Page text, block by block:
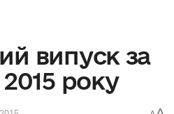
випуск за
року